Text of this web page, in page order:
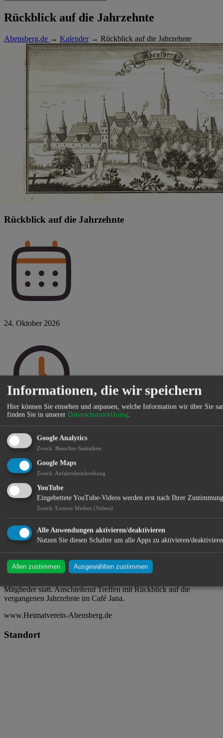
Rückblick auf die Jahrzehnte
Abensberg.de → Kalender → Rückblick auf die Jahrzehnte
Rückblick auf die Jahrzehnte
24. Oktober 2026
Café Jana ・ Max-Bronold-Straße 8 ・ 93326 Abensberg
Heimatverein Abensberg e. V.
Mitglieder statt. Anschießend Treffen mit Rückblick auf die
vergangenen Jahrzehnte im Café Jana.
www.Heimatverein-Abensberg.de
Standort
Informationen, die wir speichern
Hier können Sie einsehen und anpassen, welche Information wir über Sie
finden Sie in unserer Datenschutzerklärung.
Google Analytics
Zweck: Besucher-Statistiken
Google Maps
Zweck: Anfahrtsbeschreibung
YouTube
Eingebettete YouTube-Videos werden erst nach Ihrer
Zweck: Externe Medien (Videos)
Alle Anwendungen aktivieren/deaktivieren
Nutzen Sie diesen Schalter um alle Apps zu aktivieren/
Allen zustimmen Ausgewählten zustimmen